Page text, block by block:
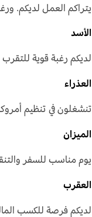
يتراكم العمل لديكم.
الأسد
لديكم رغبة قوية للتقرب
العذراء
تنشغلون في تنظيم
الميزان
يوم مناسب للسفر
العقرب
لديكم فرصة للكسب